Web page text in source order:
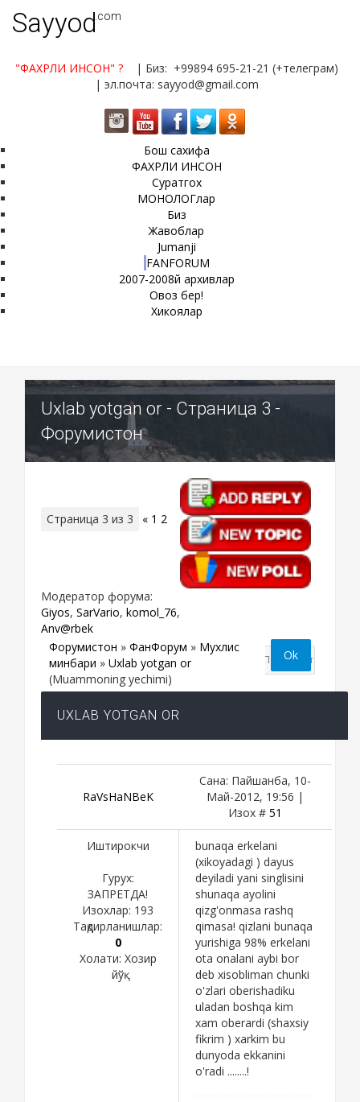
Sayyod.com
"ФАХРЛИ ИНСОН" ?
| Биз: +99894 695-21-21 (+телеграм)
| эл.почта: sayyod@gmail.com
Бош сахифа
ФАХРЛИ ИНСОН
Суратгох
МОНОЛОГлар
Биз
Жавоблар
Jumanji
FANFORUM
2007-2008й архивлар
Овоз бер!
Хикоялар
Uxlab yotgan or - Страница 3 -
Форумистон
Страница 3 из 3 « 1 2
Модератор форума:
Giyos, SarVario, komol_76,
Anv@rbek
Форумистон » ФанФорум » Мухлис
минбари » Uxlab yotgan or
(Muammoning yechimi)
UXLAB YOTGAN OR
RaVsHaNBeK
Сана: Пайшанба, 10-
Май-2012, 19:56 |
Изох # 51
Иштирокчи
Гурух:
ЗАПРЕТДА!
Изохлар: 193
Тақдирланишлар:
0
Холати: Хозир
йўқ
bunaqa erkelani
(xikoyadagi ) dayus
deyiladi yani singlisini
shunaqa ayolini
qizg'onmasa rashq
qimasa! qizlani bunaqa
yurishiga 98% erkelani
ota onalani aybi bor
deb xisobliman chunki
o'zlari oberishadiku
uladan boshqa kim
xam oberardi (shaxsiy
fikrim ) xarkim bu
dunyoda ekkanini
o'radi ........!